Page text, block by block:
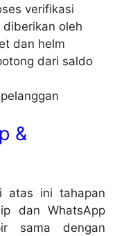
verifikasi
oleh
dan helm
dari saldo
&
atas ini tahapan
dan WhatsApp
sama dengan